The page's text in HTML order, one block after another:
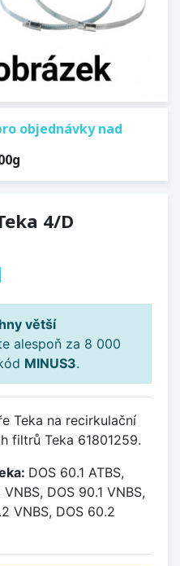
objednávky nad
4/D
větší
alespoň za 8 000
MINUS3.
Teka na recirkulační
filtrů Teka 61801259.
DOS 60.1 ATBS,
DOS 90.1 VNBS,
VNBS, DOS 60.2